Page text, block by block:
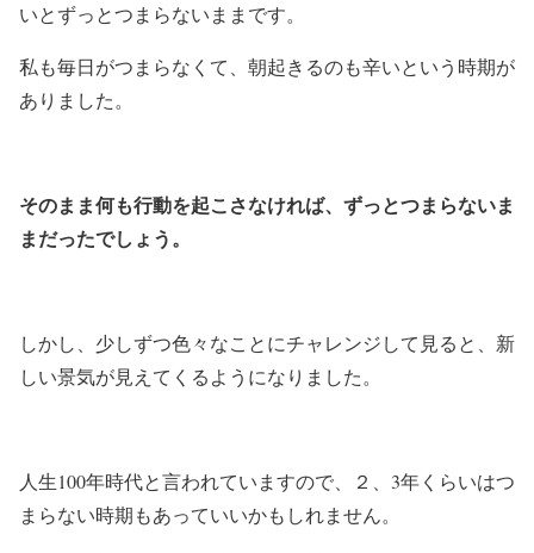
いとずっとつまらないままです。
私も毎日がつまらなくて、朝起きるのも辛いという時期が
ありました。
そのまま何も行動を起こさなければ、ずっとつまらないま
まだったでしょう。
しかし、少しずつ色々なことにチャレンジして見ると、新
しい景気が見えてくるようになりました。
人生100年時代と言われていますので、２、3年くらいはつ
まらない時期もあっていいかもしれません。